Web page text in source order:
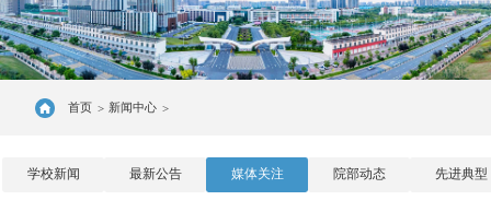
首页 > 新闻中心 >
学校新闻 最新公告 媒体关注 院部动态 先进典型